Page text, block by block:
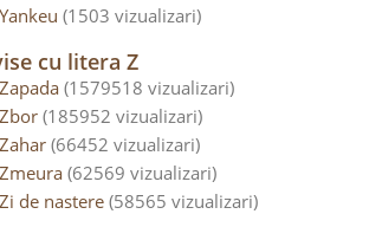
Yankeu (1503 vizualizari)
cu litera Z
Zapada (1579518 vizualizari)
Zbor (185952 vizualizari)
Zahar (66452 vizualizari)
Zmeura (62569 vizualizari)
Zi de nastere (58565 vizualizari)